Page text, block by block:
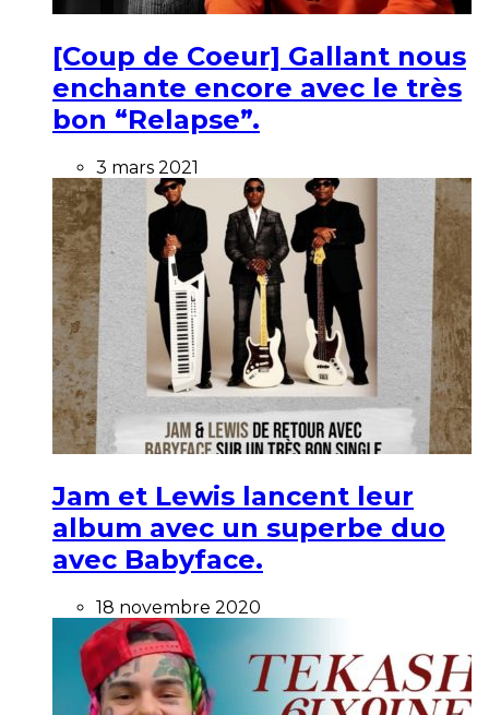
[Coup de Coeur] Gallant nous
enchante encore avec le très
bon “Relapse”.
3 mars 2021
Jam et Lewis lancent leur
album avec un superbe duo
avec Babyface.
18 novembre 2020